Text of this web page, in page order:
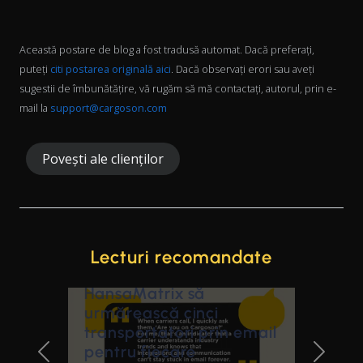
Această postare de blog a fost tradusă automat. Dacă preferați,
puteți citi postarea originală aici. Dacă observați erori sau aveți
sugestii de îmbunătățire, vă rugăm să mă contactați, autorul, prin e-
mail la support@cargoson.com
Povești ale clienților
Lecturi recomandate